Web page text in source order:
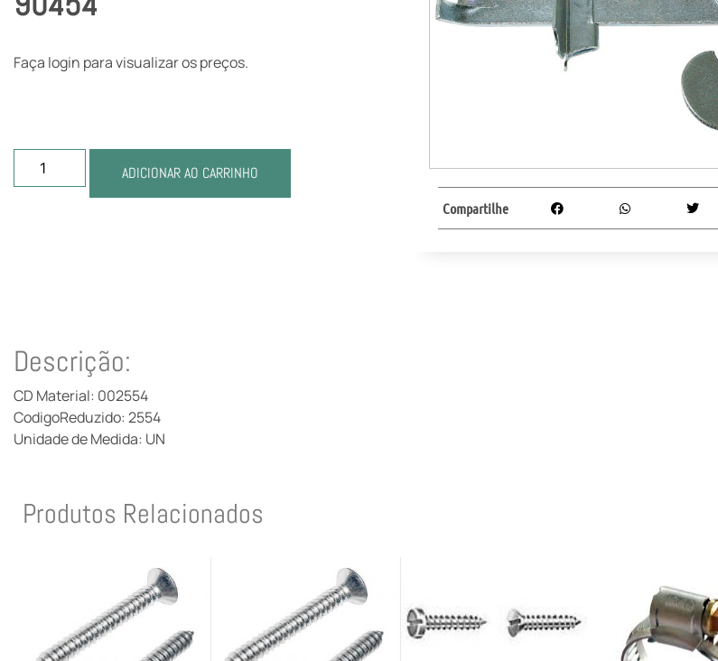
Faça login para visualizar os preços.
ADICIONAR AO CARRINHO
Compartilhe
Descrição:
CD Material: 002554
CodigoReduzido: 2554
Unidade de Medida: UN
Produtos Relacionados